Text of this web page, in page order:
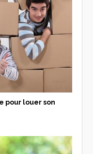
pour louer son